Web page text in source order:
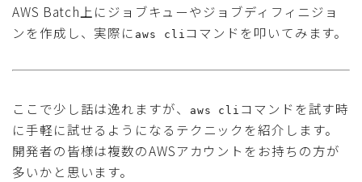
AWS Batch上にジョブキューやジョブディフィニジョ
ンを作成し、実際に aws cli コマンドを叩いてみます。
ここで少し話は逸れますが、 aws cli コマンドを試す時
に手軽に試せるようになるテクニックを紹介します。
開発者の皆様は複数のAWSアカウントをお持ちの方が
多いかと思います。